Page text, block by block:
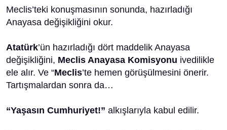
Meclis’teki konuşmasının sonunda, hazırladığı
Anayasa değişikliğini okur.
Atatürk’ün hazırladığı dört maddelik Anayasa
değişikliğini, Meclis Anayasa Komisyonu ivedilikle
ele alır. Ve “Meclis’te hemen görüşülmesini önerir.
Tartışmalardan sonra da…
“Yaşasın Cumhuriyet!” alkışlarıyla kabul edilir.